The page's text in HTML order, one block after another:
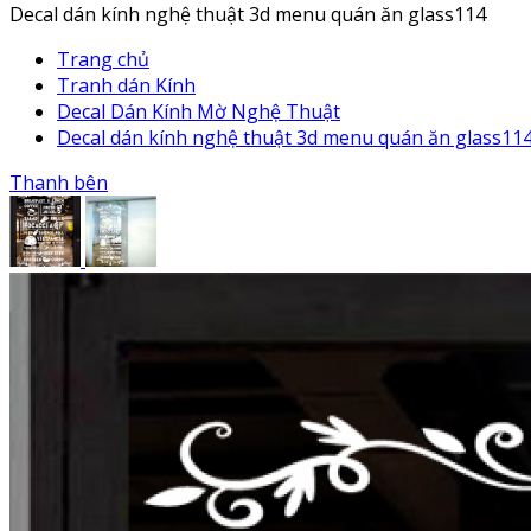
Decal dán kính nghệ thuật 3d menu quán ăn glass114
Trang chủ
Tranh dán Kính
Decal Dán Kính Mờ Nghệ Thuật
Decal dán kính nghệ thuật 3d menu quán ăn
Thanh bên